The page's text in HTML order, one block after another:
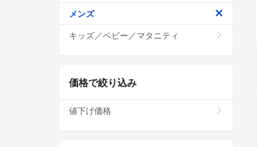
メンズ
キッズ／ベビー／マタニティ
価格で絞り込み
値下げ価格